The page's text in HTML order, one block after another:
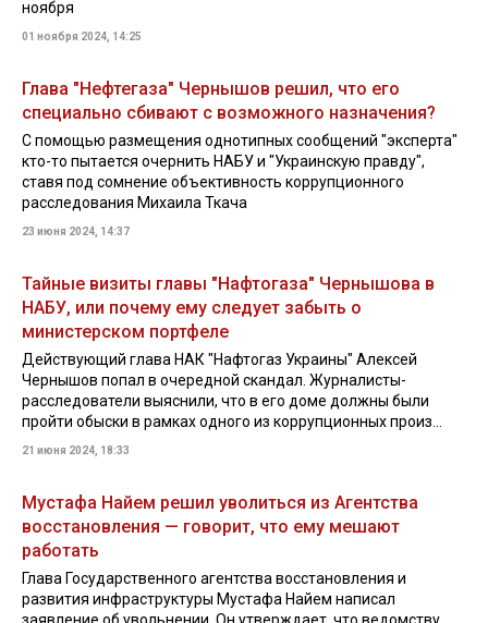
ноября
01 ноября 2024, 14:25
Глава "Нефтегаза" Чернышов решил, что его
специально сбивают с возможного назначения?
С помощью размещения однотипных сообщений "эксперта"
кто-то пытается очернить НАБУ и "Украинскую правду",
ставя под сомнение объективность коррупционного
расследования Михаила Ткача
23 июня 2024, 14:37
Тайные визиты главы "Нафтогаза" Чернышова в
НАБУ, или почему ему следует забыть о
министерском портфеле
Действующий глава НАК "Нафтогаз Украины" Алексей
Чернышов попал в очередной скандал. Журналисты-
расследователи выяснили, что в его доме должны были
пройти обыски в рамках одного из коррупционных произ...
21 июня 2024, 18:33
Мустафа Найем решил уволиться из Агентства
восстановления — говорит, что ему мешают
работать
Глава Государственного агентства восстановления и
развития инфраструктуры Мустафа Найем написал